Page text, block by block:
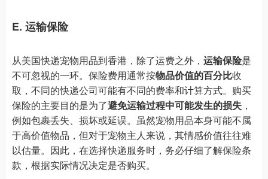
E. 运输保险
从美国快递宠物用品到香港，除了运费之外， 运输保险是
不可忽视的一环。保险费用通常按物品价值的百分比收
取，不同的快递公司可能有不同的费率和计算方式。购买
保险的主要目的是为了避免运输过程中可能发生的损失 ，
例如包裹丢失、损坏或延误。虽然宠物用品本身可能不属
于高价值物品，但对于宠物主人来说，其情感价值往往难
以估量。因此，在选择快递服务时，务必仔细了解保险条
款，根据实际情况决定是否购买。